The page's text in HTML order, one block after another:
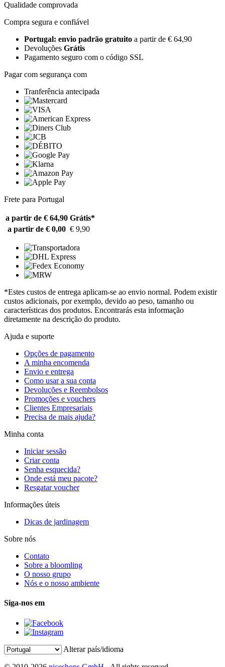
Qualidade comprovada
Compra segura e confiável
Portugal: envio padrão gratuito a partir de € 64,90
Devoluções Grátis
Pagamento seguro com o código SSL
Pagar com segurança com
Tranferência antecipada
Frete para Portugal
a partir de € 64,90 Grátis*
a partir de € 0,00 € 9,90
*Estes custos de entrega aplicam-se ao envio normal. Podem existir
custos adicionais, por exemplo, devido ao peso, tamanho ou
características dos produtos. Encontrarás esta informação
diretamente na descrição do produto.
Ajuda e suporte
Opções de pagamento
A minha encomenda
Envio e entrega
Como usar a sua conta
Devoluções e Reembolsos
Promoções e vouchers
Clientes Empresariais
Precisa de mais ajuda?
Minha conta
Iniciar sessão
Criar conta
Senha esquecida?
Onde está meu pacote?
Resgatar voucher
Informações úteis
Dicas de jardinagem
Sobre nós
Contato
Sobre a bloomling
O nosso grupo
Nós e o nosso ambiente
Siga-nos em
Alterar país/idioma